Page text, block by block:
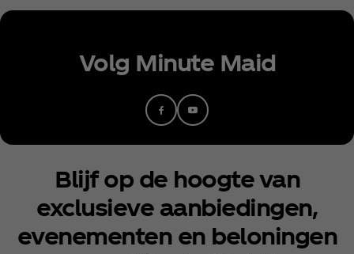
Volg Minute Maid
Blijf op de hoogte van
exclusieve aanbiedingen,
evenementen en beloningen